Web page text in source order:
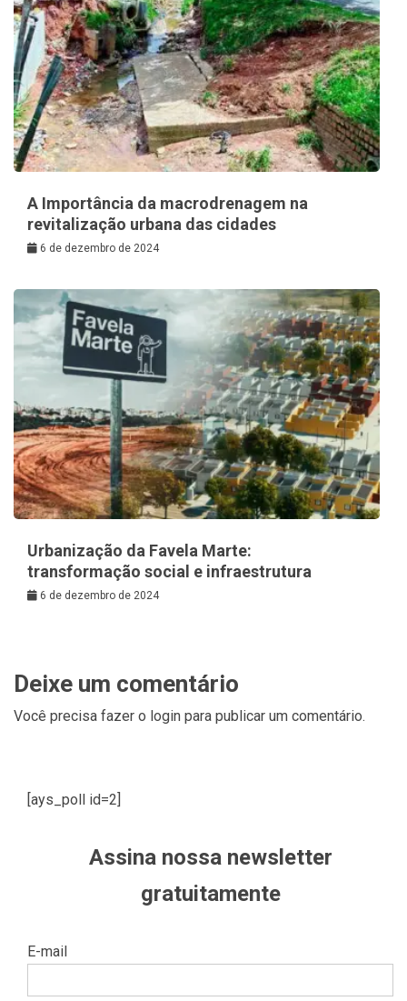
A Importância da macrodrenagem na
revitalização urbana das cidades
6 de dezembro de 2024
Urbanização da Favela Marte:
transformação social e infraestrutura
6 de dezembro de 2024
Deixe um comentário
Você precisa fazer o login para publicar um comentário.
[ays_poll id=2]
Assina nossa newsletter
gratuitamente
E-mail